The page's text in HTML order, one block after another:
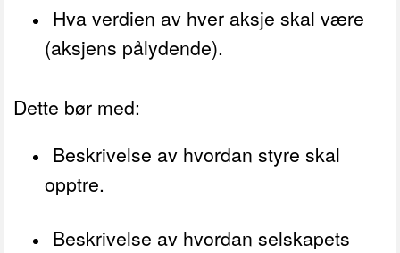
Hva verdien av hver aksje skal være
(aksjens pålydende).
Dette bør med:
Beskrivelse av hvordan styre skal
opptre.
Beskrivelse av hvordan selskapets